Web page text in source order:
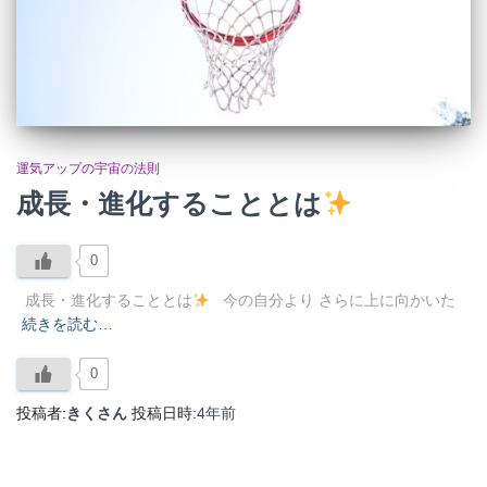
運気アップの宇宙の法則
成長・進化することとは
0
成長・進化することとは
今の自分より さらに上に向かいた
続きを読む…
0
投稿者:きくさん 投稿日時:4年前